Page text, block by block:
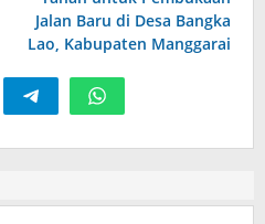
Jalan Baru di Desa Bangka
Lao, Kabupaten Manggarai